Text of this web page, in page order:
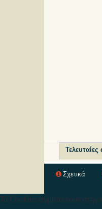
Σχετικά
Τα Cookies συμβάλλουν στην